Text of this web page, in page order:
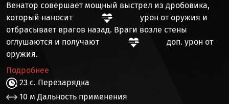
Венатор совершает мощный выстрел из дробовика,
который наносит
урон от оружия и
отбрасывает врагов назад. Враги возле стены
оглушаются и получают
доп. урон от
оружия.
Подробнее
23 с. Перезарядка
10 м Дальность применения